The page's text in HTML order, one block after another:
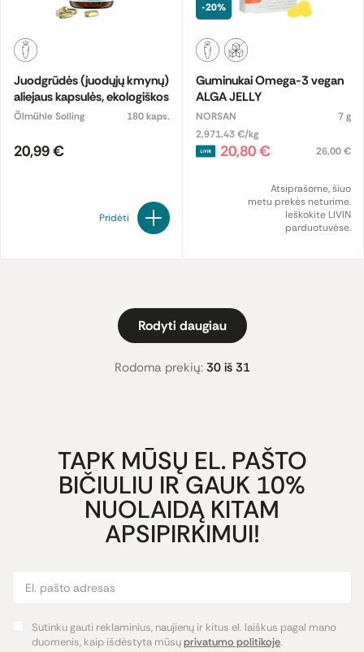
Juodgrūdės (juodųjų kmynų)
aliejaus kapsulės, ekologiškos
Ölmühle Solling 180 kaps.
20,99 €
Pridėti
-20%
Guminukai Omega-3 vegan
ALGA JELLY
NORSAN
7 g
2,971.43 €/kg
20,80 € 26,00 €
Atsiprašome, šiuo
metu prekės neturime.
Ieškokite LIVIN
parduotuvėse.
Rodyti daugiau
Rodoma prekių: 30 iš 31
TAPK MŪSŲ EL. PAŠTO
BIČIULIU IR GAUK 10%
NUOLAIDĄ KITAM
APSIPIRKIMUI!
Sutinku gauti reklaminius, naujienų ir kitus el. laiškus pagal mano
duomenis, kaip išdėstyta mūsųprivatumo politikoje.